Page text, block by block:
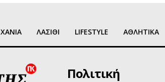
ΧΑΝΙΑ ΛΑΣΙΘΙ LIFESTYLE ΑΘΛΗΤΙΚΑ
Πολιτική